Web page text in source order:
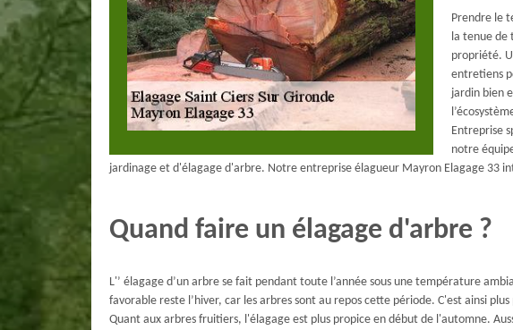
Prendre le
la tenue de
propriété.
entretiens
jardin bien
Entreprise
notre
jardinage et d'élagage d'arbre. Notre entreprise élagueur Mayron Elagage 33
Quand faire un élagage d'arbre ?
L'’ élagage d’un arbre se fait pendant toute l’année sous une température
favorable reste l’hiver, car les arbres sont au repos cette période. C'est ainsi
Quant aux arbres fruitiers, l'élagage est plus propice en début de l'automne.